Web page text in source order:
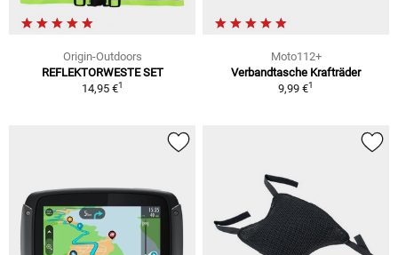
Origin-Outdoors
REFLEKTORWESTE SET
14,95 €1
Moto112+
Verbandtasche Krafträder
9,99 €1